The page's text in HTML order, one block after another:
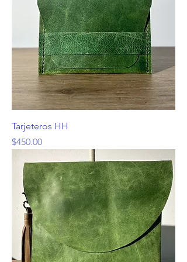
Tarjeteros HH
Precio
$450.00